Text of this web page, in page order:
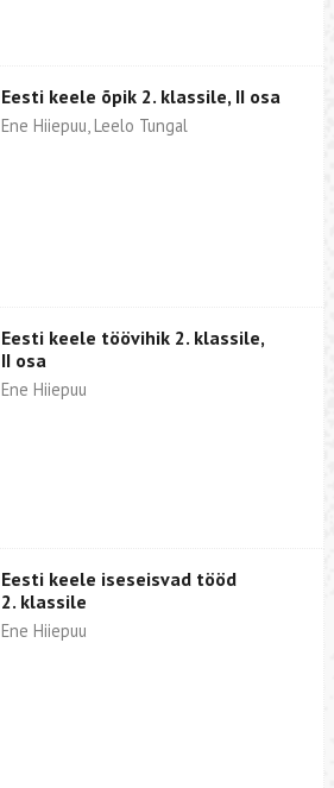
Eesti keele õpik 2. klassile, II osa
Ene Hiiepuu, Leelo Tungal
Eesti keele töövihik 2. klassile,
II osa
Ene Hiiepuu
Eesti keele iseseisvad tööd
2. klassile
Ene Hiiepuu